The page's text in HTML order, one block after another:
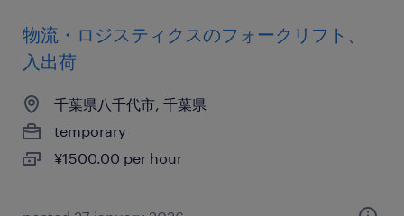
物流・ロジスティクスのフォークリフト、
入出荷
千葉県八千代市, 千葉県
temporary
¥1500.00 per hour